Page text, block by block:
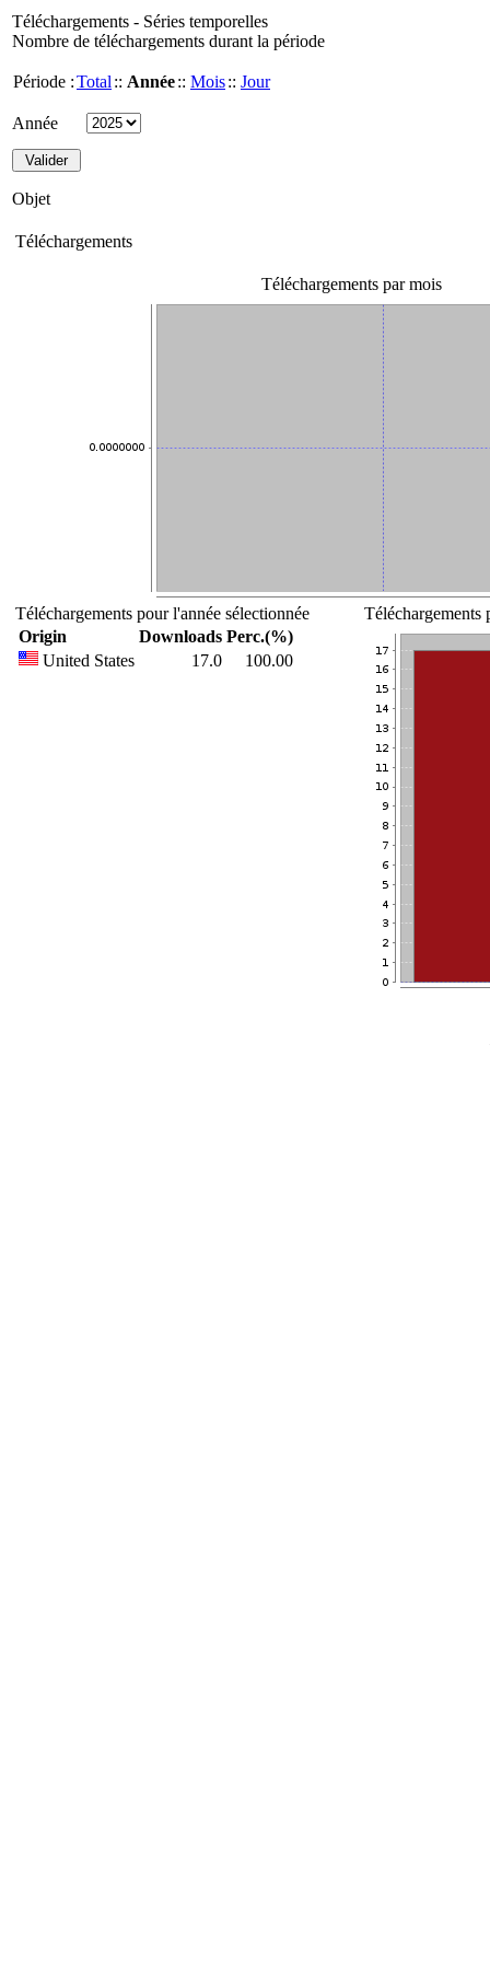
Téléchargements - Séries temporelles
Nombre de téléchargements durant la période
Période :Total :: Année:: Mois:: Jour
Année
Objet
Téléchargements
Téléchargements par mois
Téléchargements pour l'année sélectionnée
Origin
Downloads Perc.(%)
United States
17.0 100.00
Téléchargements